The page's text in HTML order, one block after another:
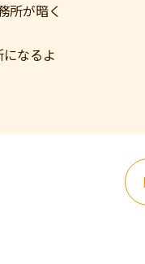
所が暗く
なるよ